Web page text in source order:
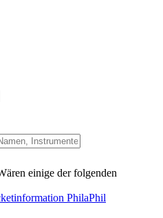
einige der folgenden
PhilaPhil